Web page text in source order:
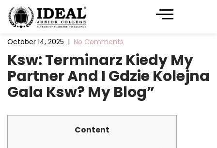
October 14, 2025 | No Comments
Ksw: Terminarz Kiedy My
Partner And I Gdzie Kolejna
Gala Ksw? My Blog”
Content